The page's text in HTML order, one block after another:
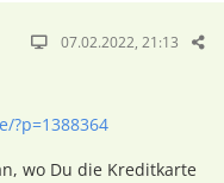
07.02.2022, 21:13
?p=1388364
wo Du die Kreditkarte